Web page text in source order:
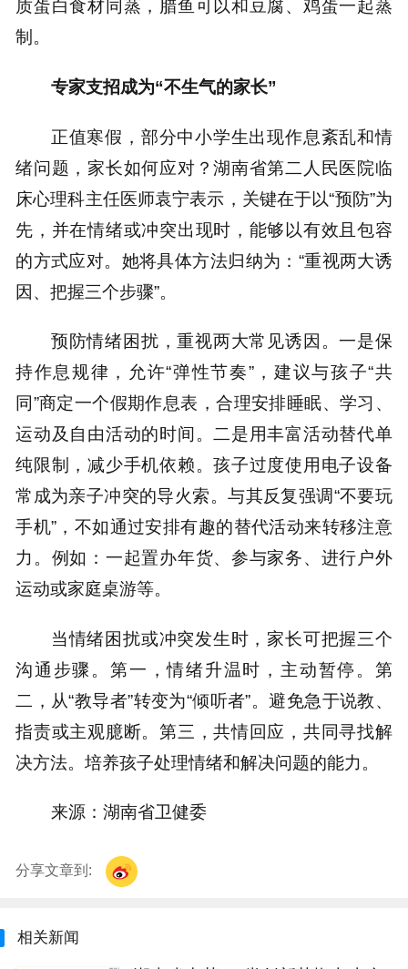
质蛋白食材同蒸，腊鱼可以和豆腐、鸡蛋一起蒸
制。
专家支招成为“不生气的家长”
正值寒假，部分中小学生出现作息紊乱和情
绪问题，家长如何应对？湖南省第二人民医院临
床心理科主任医师袁宁表示，关键在于以“预防”为
先，并在情绪或冲突出现时，能够以有效且包容
的方式应对。她将具体方法归纳为：“重视两大诱
因、把握三个步骤”。
预防情绪困扰，重视两大常见诱因。一是保
持作息规律，允许“弹性节奏”，建议与孩子“共
同”商定一个假期作息表，合理安排睡眠、学习、
运动及自由活动的时间。二是用丰富活动替代单
纯限制，减少手机依赖。孩子过度使用电子设备
常成为亲子冲突的导火索。与其反复强调“不要玩
手机”，不如通过安排有趣的替代活动来转移注意
力。例如：一起置办年货、参与家务、进行户外
运动或家庭桌游等。
当情绪困扰或冲突发生时，家长可把握三个
沟通步骤。第一，情绪升温时，主动暂停。第
二，从“教导者”转变为“倾听者”。避免急于说教、
指责或主观臆断。第三，共情回应，共同寻找解
决方法。培养孩子处理情绪和解决问题的能力。
来源：湖南省卫健委
分享文章到:
相关新闻